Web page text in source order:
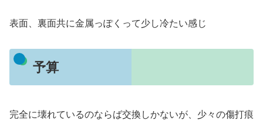
表面、裏面共に金属っぽくって少し冷たい感じ
予算
完全に壊れているのならば交換しかないが、少々の傷打痕